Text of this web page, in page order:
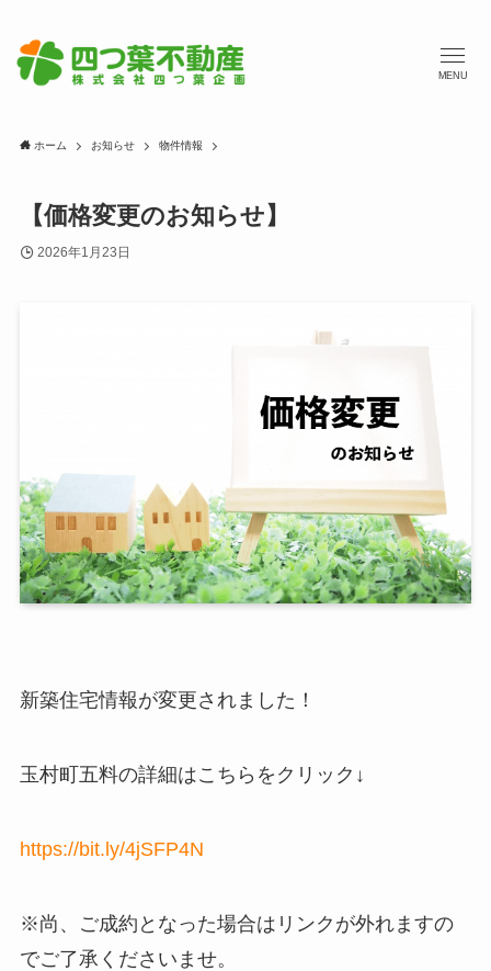
MENU
ホーム お知らせ 物件情報
【価格変更のお知らせ】
2026年1月23日
新築住宅情報が変更されました！
玉村町五料の詳細はこちらをクリック↓
https://bit.ly/4jSFP4N
※尚、ご成約となった場合はリンクが外れますの
でご了承くださいませ。